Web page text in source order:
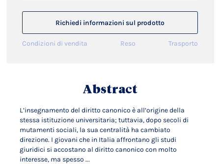
Richiedi informazioni sul prodotto
Condizioni di vendita Reso Trasporto
Abstract
L’insegnamento del diritto canonico è all’origine della
stessa istituzione universitaria; tuttavia, dopo secoli di
mutamenti sociali, la sua centralità ha cambiato
direzione. I giovani che in Italia affrontano gli studi
giuridici si accostano al diritto canonico con molto
interesse, ma spesso ...